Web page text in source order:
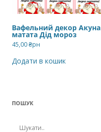
Вафельний декор Акуна
матата Дід мороз
45,00₴рн
Додати в кошик
ПОШУК